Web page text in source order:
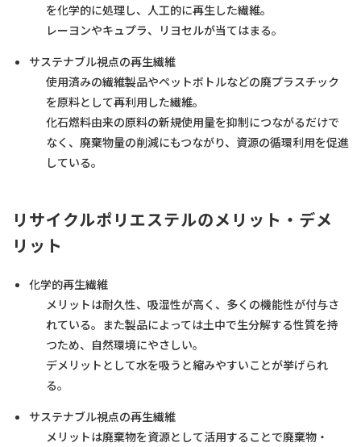
を化学的に処理し、人工的に再生した繊維。
レーヨンやキュプラ、リヨセルが当てはまる。
サステナブル視点の再生繊維
使用済みの繊維製品やペットボトルなどの廃プラスチック
を原料として再利用した繊維。
化石燃料由来の原料の新規使用量を抑制につながるだけで
なく、廃棄物量の削減にもつながり、資源の循環利用を促進
している。
リサイクルポリエステルのメリット・デメ
リット
化学的再生繊維
メリットは耐久性、吸湿性が高く、多くの機能性が付与さ
れている。また製品によっては土中で生分解する性質を持
つため、自然環境にやさしい。
デメリットとして水を吸うと縮みやすいことが挙げられ
る。
サステナブル視点の再生繊維
メリットは廃棄物を資源として活用することで廃棄物・